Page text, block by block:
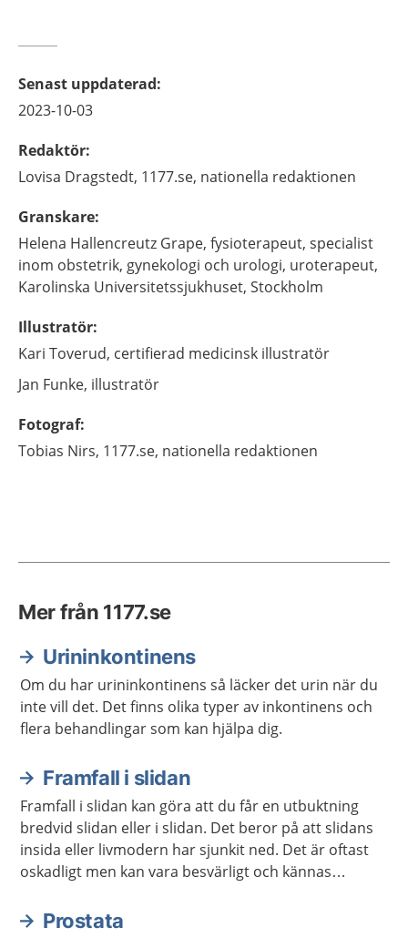
Senast uppdaterad:
2023-10-03
Redaktör:
Lovisa Dragstedt, 1177.se, nationella redaktionen
Granskare:
Helena Hallencreutz Grape, fysioterapeut, specialist
inom obstetrik, gynekologi och urologi, uroterapeut,
Karolinska Universitetssjukhuset, Stockholm
Illustratör:
Kari Toverud, certifierad medicinsk illustratör
Jan Funke, illustratör
Fotograf:
Tobias Nirs, 1177.se, nationella redaktionen
Mer från 1177.se
Urininkontinens
Om du har urininkontinens så läcker det urin när du
inte vill det. Det finns olika typer av inkontinens och
flera behandlingar som kan hjälpa dig.
Framfall i slidan
Framfall i slidan kan göra att du får en utbuktning
bredvid slidan eller i slidan. Det beror på att slidans
insida eller livmodern har sjunkit ned. Det är oftast
oskadligt men kan vara besvärligt och kännas
Prostata